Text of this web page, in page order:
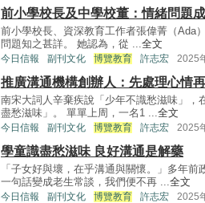
前小學校長及中學校董：情緒問題
前小學校長、資深教育工作者張偉菁（Ada
問題知之甚詳。 她認為，從 ...全文
今日信報 副刊文化 博覽教育 許志宏 2025
推廣溝通機構創辦人：先處理心情
南宋大詞人辛棄疾說「少年不識愁滋味」
盡愁滋味」。 單單上周，一名1 ...全文
今日信報 副刊文化 博覽教育 許志宏 2025
學童識盡愁滋味 良好溝通是解藥
「子女好與壞，在乎溝通與關懷。」多年
一句話變成老生常談，我們便不再 ...全文
今日信報 副刊文化 博覽教育 許志宏 2025